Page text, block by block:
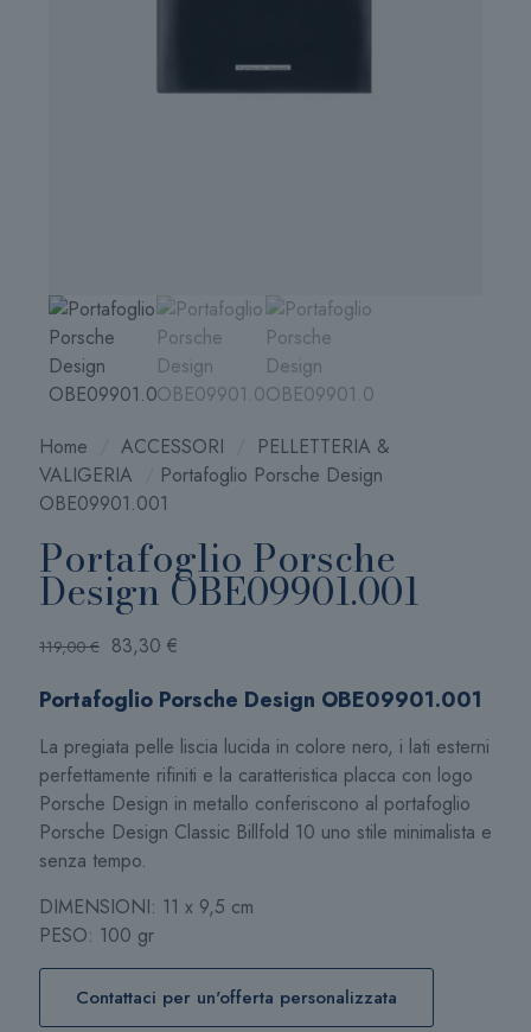
Home ACCESSORI
PELLETTERIA &
VALIGERIA
Portafoglio Porsche Design
OBE09901.001
Portafoglio Porsche
Design OBE09901.001
119,00€ Il
originale
119,00 €.
83,30 €
attuale
83,30 €.
Portafoglio Porsche Design OBE09901.001
La pregiata pelle liscia lucida in colore nero, i lati esterni
perfettamente rifiniti e la caratteristica placca con logo
Porsche Design in metallo conferiscono al portafoglio
Porsche Design Classic Billfold 10 uno stile minimalista e
senza tempo.
DIMENSIONI: 11 x 9,5 cm
PESO: 100 gr
Contattaci per un'offerta personalizzata